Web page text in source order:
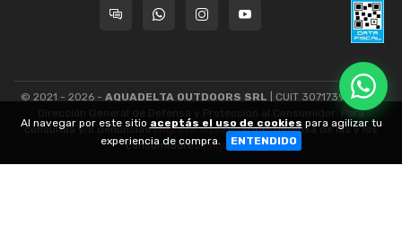
© 2021 - 2026 - AQUADELTA OUTDOORS SRL | CUIT 30717393445 -
Dirección General de Defensa y Protección al Consumidor: Para
consultas y/o denuncias[ingrese aquí]| Nación: Defensa de las y los
consumidores[ingrese aquí].
Al navegar por este sitio aceptás el uso de cookies para agilizar tu
experiencia de compra.
ENTENDIDO